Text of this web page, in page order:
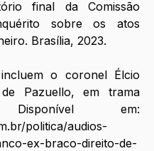
final da Comissão
sobre os atos
Brasília, 2023.
o coronel Élcio
Pazuello, em trama
politica/audios-
ex-braco-direito-de-